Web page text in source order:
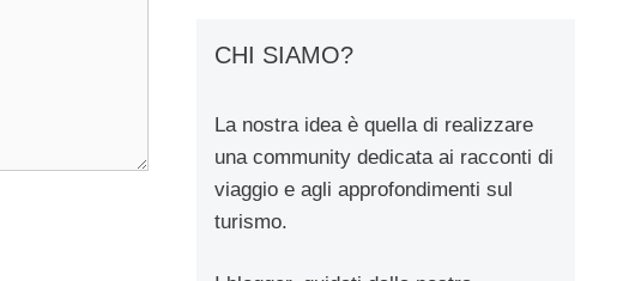
CHI SIAMO?
La nostra idea è quella di realizzare
una community dedicata ai racconti di
viaggio e agli approfondimenti sul
turismo.